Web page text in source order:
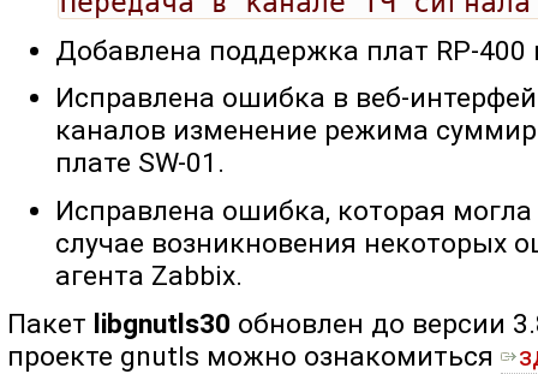
Добавлена поддержка плат RP-400
Исправлена ошибка в веб-
каналов изменение режима
плате SW-01.
Исправлена ошибка, которая
случае возникновения некоторых
агента Zabbix.
Пакет libgnutls30 обновлен до версии
проекте gnutls можно ознакомиться